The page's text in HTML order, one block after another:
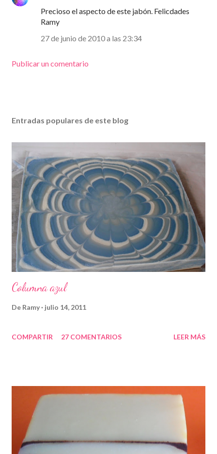
Precioso el aspecto de este jabón. Felicdades
Ramy
27 de junio de 2010 a las 23:34
Publicar un comentario
Entradas populares de este blog
Columna azul
De Ramy julio 14, 2011
COMPARTIR 27 COMENTARIOS LEER MÁS